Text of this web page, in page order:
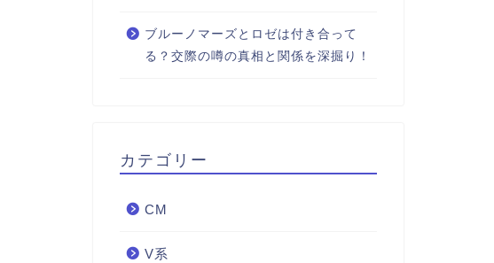
ブルーノマーズとロゼは付き合って
る？交際の噂の真相と関係を深掘り！
カテゴリー
CM
V系